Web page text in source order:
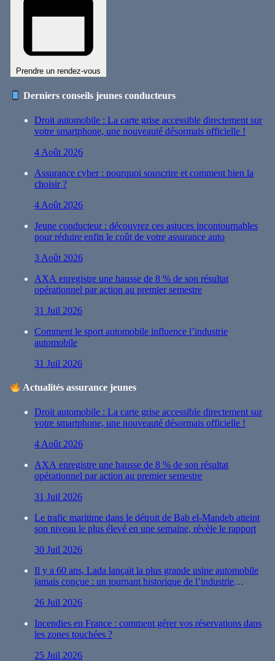
Prendre un rendez-vous
Derniers conseils jeunes conducteurs
Droit automobile : La carte grise accessible directement sur
votre smartphone, une nouveauté désormais officielle !
4 Août 2026
Assurance cyber : pourquoi souscrire et comment bien la
choisir ?
4 Août 2026
Jeune conducteur : découvrez ces astuces incontournables
pour réduire enfin le coût de votre assurance auto
3 Août 2026
AXA enregistre une hausse de 8 % de son résultat
opérationnel par action au premier semestre
31 Juil 2026
Comment le sport automobile influence l’industrie
automobile
31 Juil 2026
Actualités assurance jeunes
Droit automobile : La carte grise accessible directement sur
votre smartphone, une nouveauté désormais officielle !
4 Août 2026
AXA enregistre une hausse de 8 % de son résultat
opérationnel par action au premier semestre
31 Juil 2026
Le trafic maritime dans le détroit de Bab el-Mandeb atteint
son niveau le plus élevé en une semaine, révèle le rapport
30 Juil 2026
Il y a 60 ans, Lada lançait la plus grande usine automobile
jamais conçue : un tournant historique de l’industrie
26 Juil 2026
Incendies en France : comment gérer vos réservations dans
les zones touchées ?
25 Juil 2026